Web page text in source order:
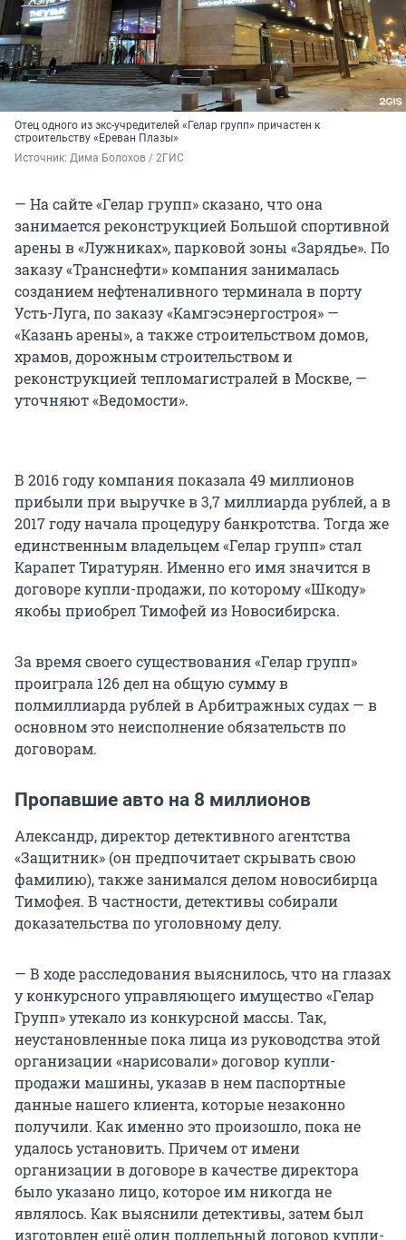
Отец одного из экс-учредителей «Гелар групп» причастен к
строительству «Ереван Плазы»
Источник: Дима Болохов / 2ГИС
— На сайте «Гелар групп» сказано, что она
занимается реконструкцией Большой спортивной
арены в «Лужниках», парковой зоны «Зарядье». По
заказу «Транснефти» компания занималась
созданием нефтеналивного терминала в порту
Усть-Луга, по заказу «Камгэсэнергостроя» —
«Казань арены», а также строительством домов,
храмов, дорожным строительством и
реконструкцией тепломагистралей в Москве, —
уточняют «Ведомости».
В 2016 году компания показала 49 миллионов
прибыли при выручке в 3,7 миллиарда рублей, а в
2017 году начала процедуру банкротства. Тогда же
единственным владельцем «Гелар групп» стал
Карапет Тиратурян. Именно его имя значится в
договоре купли-продажи, по которому «Шкоду»
якобы приобрел Тимофей из Новосибирска.
За время своего существования «Гелар групп»
проиграла 126 дел на общую сумму в
полмиллиарда рублей в Арбитражных судах — в
основном это неисполнение обязательств по
договорам.
Пропавшие авто на 8 миллионов
Александр, директор детективного агентства
«Защитник» (он предпочитает скрывать свою
фамилию), также занимался делом новосибирца
Тимофея. В частности, детективы собирали
доказательства по уголовному делу.
— В ходе расследования выяснилось, что на глазах
у конкурсного управляющего имущество «Гелар
Групп» утекало из конкурсной массы. Так,
неустановленные пока лица из руководства этой
организации «нарисовали» договор купли-
продажи машины, указав в нем паспортные
данные нашего клиента, которые незаконно
получили. Как именно это произошло, пока не
удалось установить. Причем от имени
организации в договоре в качестве директора
было указано лицо, которое им никогда не
являлось. Как выяснили детективы, затем был
изготовлен ещё один поддельный договор купли-